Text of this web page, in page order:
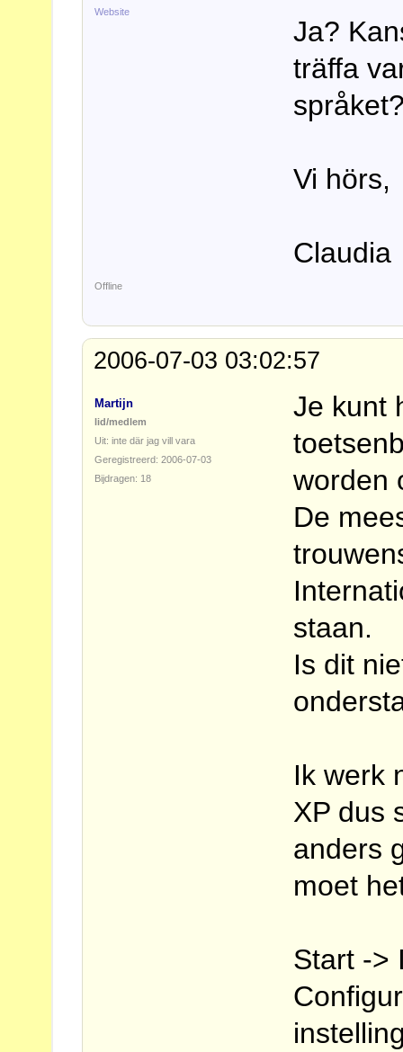
Website
Ja?
träffa
Vi hörs,
Claudia
Offline
2006-07-03 03:02:57
Martijn
lid/medlem
Uit: inte där jag vill vara
Geregistreerd: 2006-07-03
Bijdragen: 18
Je kunt
worden
De
staan.
Is dit
Ik werk
XP dus
anders
moet
Start ->